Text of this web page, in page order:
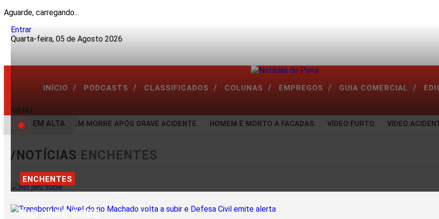
Aguarde, carregando...
Entrar
Quarta-feira, 05 de Agosto 2026
INÍCIO / PODCASTS / CLASSIFICADOS / COLUNAS / EMPREGOS / GUIA COMERCIAL /
MENU
VÍDEO: JOVEM MORRE APÓS GRAVE ACIDENTE. HOMEM É MORTO A FACADAS. VÍDEO:FURTO.
EM ALTA
/NOTÍCIAS ENCHENTES
ENCHENTES
RIO JARU SOBE